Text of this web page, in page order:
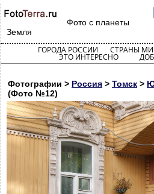
Фото с планеты
Земля
ГОРОДА РОССИИ СТРАНЫ
ЭТО ИНТЕРЕСНО
Фотографии > Россия > Томск >
(Фото №12)